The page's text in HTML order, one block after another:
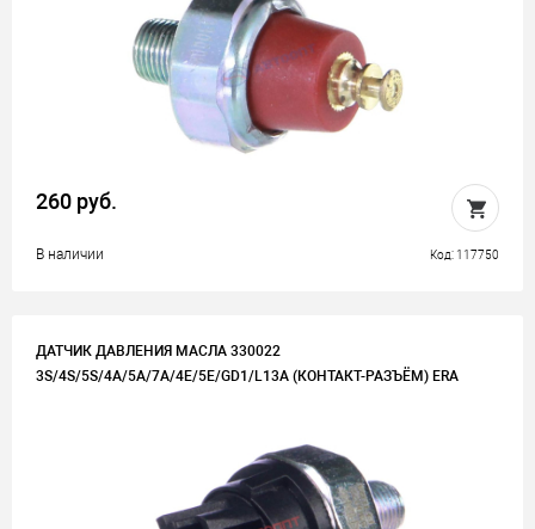
260 руб.
В наличии Код: 117750
ДАТЧИК ДАВЛЕНИЯ МАСЛА 330022
3S/4S/5S/4A/5A/7A/4E/5E/GD1/L13A (КОНТАКТ-РАЗЪЁМ) ERA